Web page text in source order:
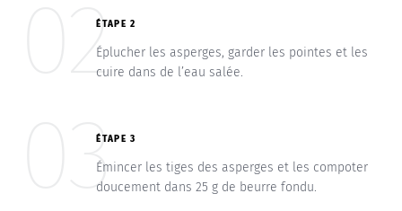
02ÉTAPE 2
Éplucher les asperges, garder les pointes et les
cuire dans de l’eau salée.
03ÉTAPE 3
Émincer les tiges des asperges et les compoter
doucement dans 25 g de beurre fondu.